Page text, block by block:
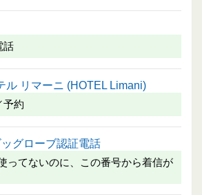
話
ル リマーニ (HOTEL Limani)
予約
グローブ認証電話
ってないのに、この番号から着信が